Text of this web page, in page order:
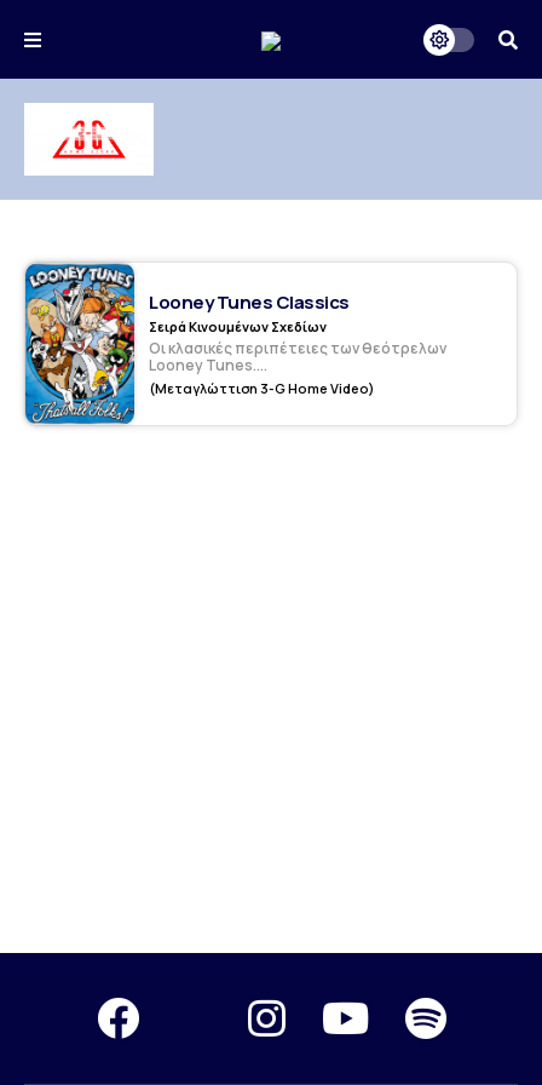
Looney Tunes Classics
Σειρά Κινουμένων Σχεδίων
Οι κλασικές περιπέτειες των θεότρελων
Looney Tunes....
(Μεταγλώττιση 3-G Home Video)